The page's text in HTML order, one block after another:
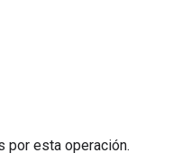
por esta operación.